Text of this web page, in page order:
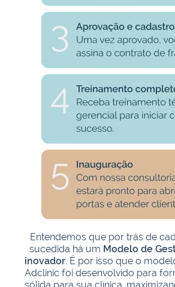
Entendemos que por trás de
sucedida há um Modelo de
inovador. É por isso que o
Adclinic foi desenvolvido para